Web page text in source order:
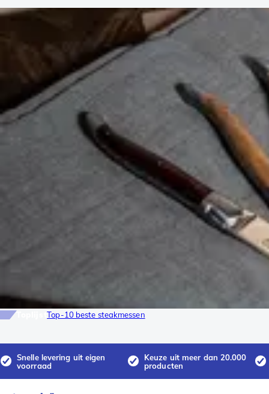
ToplijstTop-10 beste steakmessen
Snelle levering uit eigen
voorraad
Keuze uit meer dan 20.000
producten